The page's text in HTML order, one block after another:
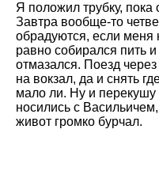
Я положил трубку, пока
Завтра вообще-то
обрадуются, если меня
равно собирался пить
отмазался. Поезд
на вокзал, да и снять
мало ли. Ну и перекушу
носились с
живот громко бурчал.